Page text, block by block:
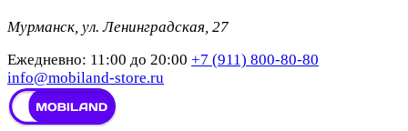
Мурманск, ул. Ленинградская, 27
Ежедневно: 11:00 до 20:00 +7 (911) 800-80-80
info@mobiland-store.ru